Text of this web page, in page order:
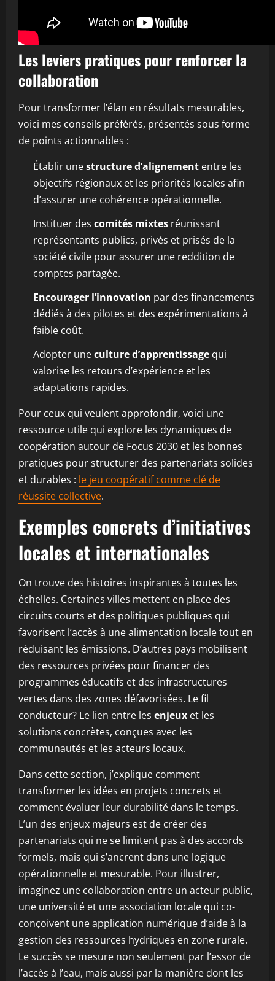
Les leviers pratiques pour renforcer la
collaboration
Pour transformer l’élan en résultats mesurables,
voici mes conseils préférés, présentés sous forme
de points actionnables :
Établir unestructure d’alignement entre les
objectifs régionaux et les priorités locales afin
d’assurer une cohérence opérationnelle.
Instituer des comités mixtes réunissant
représentants publics, privés et prisés de la
société civile pour assurer une reddition de
comptes partagée.
Encourager l’innovation par des financements
dédiés à des pilotes et des expérimentations à
faible coût.
Adopter uneculture d’apprentissage qui
valorise les retours d’expérience et les
adaptations rapides.
Pour ceux qui veulent approfondir, voici une
ressource utile qui explore les dynamiques de
coopération autour de Focus 2030 et les bonnes
pratiques pour structurer des partenariats solides
et durables : le jeu coopératif comme clé de
réussite collective.
Exemples concrets d’initiatives
locales et internationales
On trouve des histoires inspirantes à toutes les
échelles. Certaines villes mettent en place des
circuits courts et des politiques publiques qui
favorisent l’accès à une alimentation locale tout en
réduisant les émissions. D’autres pays mobilisent
des ressources privées pour financer des
programmes éducatifs et des infrastructures
vertes dans des zones défavorisées. Le fil
conducteur? Le lien entre les enjeux et les
solutions concrètes, conçues avec les
communautés et les acteurs locaux.
Dans cette section, j’explique comment
transformer les idées en projets concrets et
comment évaluer leur durabilité dans le temps.
L’un des enjeux majeurs est de créer des
partenariats qui ne se limitent pas à des accords
formels, mais qui s’ancrent dans une logique
opérationnelle et mesurable. Pour illustrer,
imaginez une collaboration entre un acteur public,
une université et une association locale qui co-
conçoivent une application numérique d’aide à la
gestion des ressources hydriques en zone rurale.
Le succès se mesure non seulement par l’essor de
l’accès à l’eau, mais aussi par la manière dont les